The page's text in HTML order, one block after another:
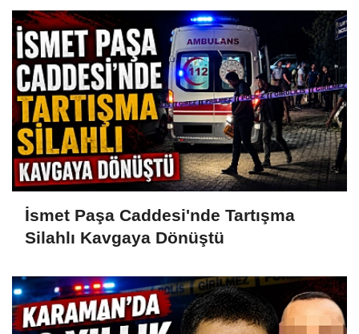
İsmet Paşa Caddesi'nde Tartışma
Silahlı Kavgaya Dönüştü